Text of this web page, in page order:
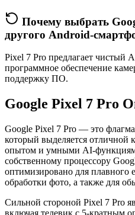
Почему выбрать
другого Android-
Pixel 7 Pro предлагает чистый
программное обеспечение
поддержку ПО.
Google Pixel 7 Pro
Google Pixel 7 Pro — это
который выделяется отличной
опытом и умными AI-
собственному процессору
оптимизировано для плавного
обработки фото, а также для
Сильной стороной Pixel 7 Pro